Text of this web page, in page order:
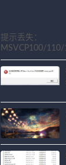
提示丢失：
MSVCP100/
P71.dll等相关问